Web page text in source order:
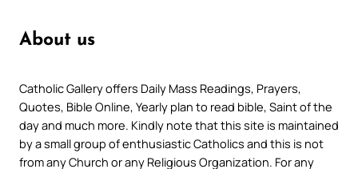
About us
Catholic Gallery offers Daily Mass Readings, Prayers,
Quotes, Bible Online, Yearly plan to read bible, Saint of the
day and much more. Kindly note that this site is maintained
by a small group of enthusiastic Catholics and this is not
from any Church or any Religious Organization. For any